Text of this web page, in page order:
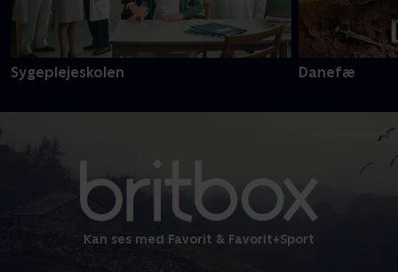
Sygeplejeskolen Danefæ
Kan ses med Favorit & Favorit+Sport